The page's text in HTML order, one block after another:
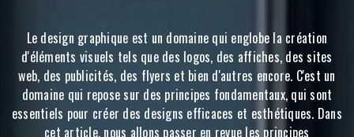
Le design graphique est un domaine qui englobe la création
d'éléments visuels tels que des logos, des affiches, des sites
web, des publicités, des flyers et bien d'autres encore. C'est un
domaine qui repose sur des principes fondamentaux, qui sont
essentiels pour créer des designs efficaces et esthétiques. Dans
cet article, nous allons passer en revue les principes